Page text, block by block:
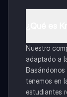
Nuestro
adaptado a
Basándonos
tenemos en
estudiantes